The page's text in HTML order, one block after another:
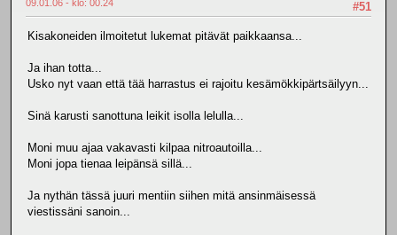
#51
09.01.06 - klo: 00.24
Kisakoneiden ilmoitetut lukemat pitävät paikkaansa...
Ja ihan totta...
Usko nyt vaan että tää harrastus ei rajoitu kesämökkipärtsäilyyn...
Sinä karusti sanottuna leikit isolla lelulla...
Moni muu ajaa vakavasti kilpaa nitroautoilla...
Moni jopa tienaa leipänsä sillä...
Ja nythän tässä juuri mentiin siihen mitä ansinmäisessä
viestissäni sanoin...